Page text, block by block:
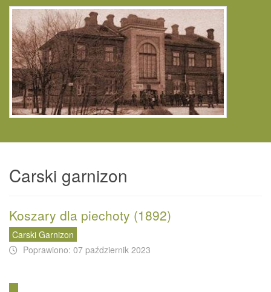
Carski garnizon
Koszary dla piechoty (1892)
Carski Garnizon
Poprawiono: 07 październik 2023